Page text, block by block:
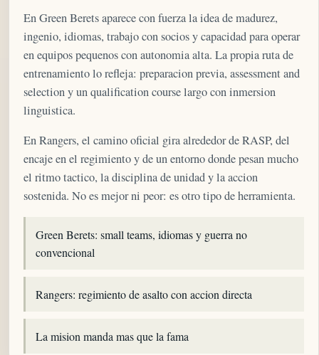
En Green Berets aparece con fuerza la idea de madurez,
ingenio, idiomas, trabajo con socios y capacidad para operar
en equipos pequenos con autonomia alta. La propia ruta de
entrenamiento lo refleja: preparacion previa, assessment and
selection y un qualification course largo con inmersion
linguistica.
En Rangers, el camino oficial gira alrededor de RASP, del
encaje en el regimiento y de un entorno donde pesan mucho
el ritmo tactico, la disciplina de unidad y la accion
sostenida. No es mejor ni peor: es otro tipo de herramienta.
Green Berets: small teams, idiomas y guerra no
convencional
Rangers: regimiento de asalto con accion directa
La mision manda mas que la fama